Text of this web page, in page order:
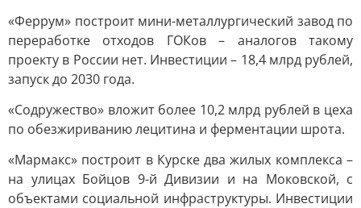
«Феррум» построит мини-металлургический завод по
переработке отходов ГОКов – аналогов такому
проекту в России нет. Инвестиции – 18,4 млрд рублей,
запуск до 2030 года.
«Содружество» вложит более 10,2 млрд рублей в цеха
по обезжириванию лецитина и ферментации шрота.
«Мармакс» построит в Курске два жилых комплекса –
на улицах Бойцов 9-й Дивизии и на Моковской, с
объектами социальной инфраструктуры. Инвестиции